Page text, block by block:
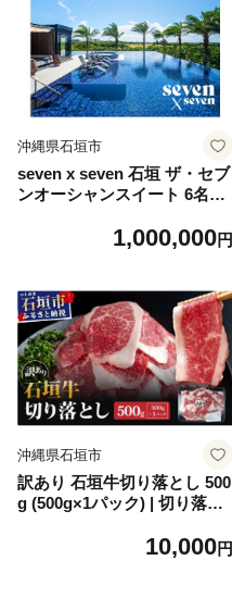
沖縄県石垣市
seven x seven 石垣 ザ・セブ
ンオーシャンスイート 6名様
さと 旅行 宿泊 チケット クー
1,000,000円
沖縄県石垣市
訳あり 石垣牛切り落とし 500
g (500g×1パック) | 切り落と
沖縄 コッパリ KP-03010,000円